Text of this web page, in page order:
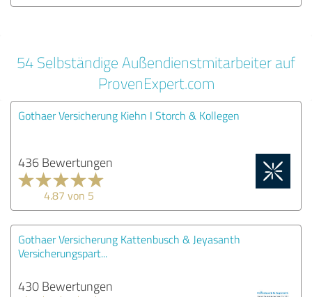
54 Selbständige Außendienstmitarbeiter auf
ProvenExpert.com
Gothaer Versicherung Kiehn I Storch & Kollegen
436 Bewertungen
4.87 von 5
Gothaer Versicherung Kattenbusch & Jeyasanth
Versicherungspart...
430 Bewertungen